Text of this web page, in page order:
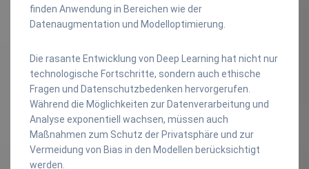
finden Anwendung in Bereichen wie der
Datenaugmentation und Modelloptimierung.
Die rasante Entwicklung von Deep Learning hat nicht nur
technologische Fortschritte, sondern auch ethische
Fragen und Datenschutzbedenken hervorgerufen.
Während die Möglichkeiten zur Datenverarbeitung und
Analyse exponentiell wachsen, müssen auch
Maßnahmen zum Schutz der Privatsphäre und zur
Vermeidung von Bias in den Modellen berücksichtigt
werden.